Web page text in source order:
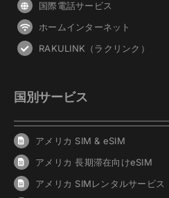
国際電話サービス
ホームインターネット
RAKULINK（ラクリンク）
国別サービス
アメリカ SIM & eSIM
アメリカ 長期滞在向けeSIM
アメリカ SIMレンタルサービス